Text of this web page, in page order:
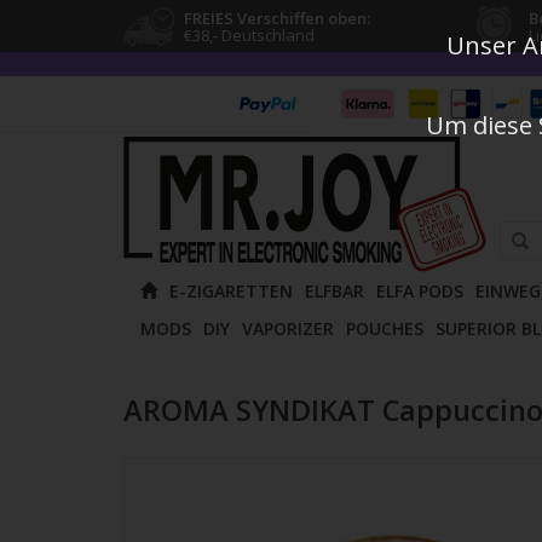
FREIES Verschiffen oben:
€38,- Deutschland
die
Pfeile
oben
und
E-ZIGARETTEN ELFBAR ELFA PODS
MODS DIY VAPORIZER POUCHES SUPERIOR
AROMA SYNDIKAT
Unser
Um diese